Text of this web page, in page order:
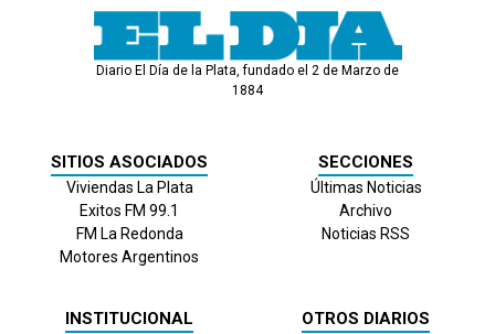
Diario El Día de la Plata, fundado el 2 de Marzo de
1884
SITIOS ASOCIADOS
Viviendas La Plata
Exitos FM 99.1
FM La Redonda
Motores Argentinos
SECCIONES
Últimas Noticias
Archivo
Noticias RSS
INSTITUCIONAL OTROS DIARIOS